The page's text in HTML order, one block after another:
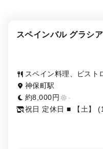
スペインバル グラシア
スペイン料理、ビスト
理
神保町駅
約8,000円
-
祝日 定休日 ■ 【土】 (18時までは一部メニューで営業)